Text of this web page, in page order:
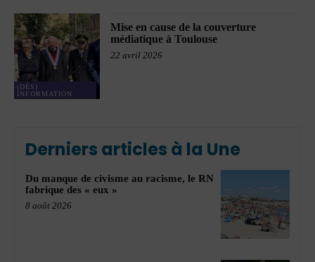
(DÉS)
INFORMATION
Mise en cause de la couverture
médiatique à Toulouse
22 avril 2026
Derniers articles à la Une
Du manque de civisme au racisme, le RN
fabrique des « eux »
8 août 2026